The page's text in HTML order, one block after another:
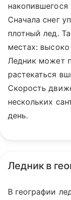
Сначала снег
плотный лед.
местах:
Ледник может
растекаться
Скорость
нескольких
день.
Ледник в
В географии